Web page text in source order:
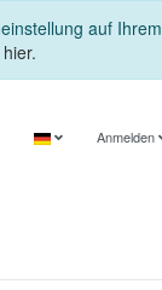
auf Ihrem
Anmelden